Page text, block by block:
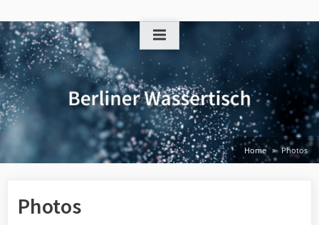
to
content
Home Photos
Photos